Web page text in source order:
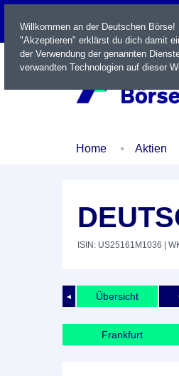
LIVE
Home Aktien
ISIN: US25161M1036 |
◄ Übersicht
Frankfurt
Willkommen an der Deutschen
"Akzeptieren" erklärst du dich damit
der Verwendung der genannten
verwandten Technologien auf dieser